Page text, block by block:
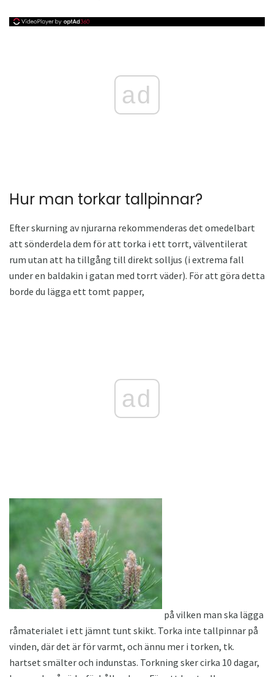
ad
Hur man torkar tallpinnar?
Efter skurning av njurarna rekommenderas det omedelbart
att sönderdela dem för att torka i ett torrt, välventilerat
rum utan att ha tillgång till direkt solljus (i extrema fall
under en baldakin i gatan med torrt väder). För att göra detta
borde du lägga ett tomt papper,
ad
på vilken man ska lägga
råmaterialet i ett jämnt tunt skikt. Torka inte tallpinnar på
vinden, där det är för varmt, och ännu mer i torken, tk.
hartset smälter och indunstas. Torkning sker cirka 10 dagar,